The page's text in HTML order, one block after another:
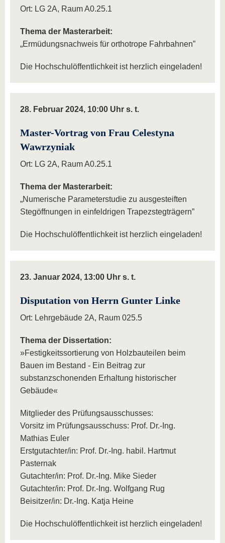
Ort: LG 2A, Raum A0.25.1
Thema der Masterarbeit:
„Ermüdungsnachweis für orthotrope Fahrbahnen”
Die Hochschulöffentlichkeit ist herzlich eingeladen!
28. Februar 2024, 10:00 Uhr s. t.
Master-Vortrag von Frau Celestyna
Wawrzyniak
Ort: LG 2A, Raum A0.25.1
Thema der Masterarbeit:
„Numerische Parameterstudie zu ausgesteiften
Stegöffnungen in einfeldrigen Trapezstegträgern”
Die Hochschulöffentlichkeit ist herzlich eingeladen!
23. Januar 2024, 13:00 Uhr s. t.
Disputation von Herrn Gunter Linke
Ort: Lehrgebäude 2A, Raum 025.5
Thema der Dissertation:
»Festigkeitssortierung von Holzbauteilen beim
Bauen im Bestand - Ein Beitrag zur
substanzschonenden Erhaltung historischer
Gebäude«
Mitglieder des Prüfungsausschusses:
Vorsitz im Prüfungsausschuss: Prof. Dr.-Ing.
Mathias Euler
Erstgutachter/in: Prof. Dr.-Ing. habil. Hartmut
Pasternak
Gutachter/in: Prof. Dr.-Ing. Mike Sieder
Gutachter/in: Prof. Dr.-Ing. Wolfgang Rug
Beisitzer/in: Dr.-Ing. Katja Heine
Die Hochschulöffentlichkeit ist herzlich eingeladen!